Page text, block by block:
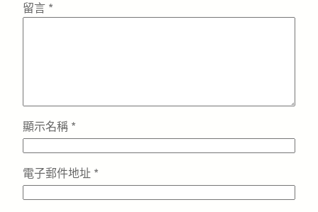
留言 *
顯示名稱 *
電子郵件地址 *